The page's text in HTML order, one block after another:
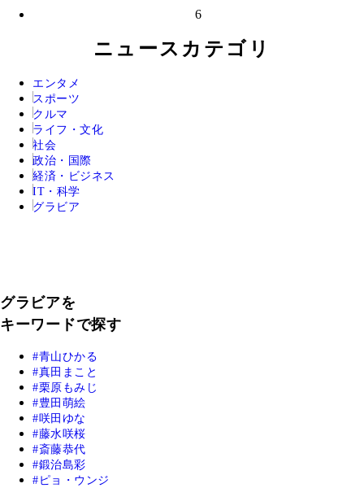
6
ニュースカテゴリ
エンタメ
スポーツ
クルマ
ライフ・文化
社会
政治・国際
経済・ビジネス
IT・科学
グラビア
グラビアを
キーワードで探す
青山ひかる
真田まこと
栗原もみじ
豊田萌絵
咲田ゆな
藤水咲桜
斎藤恭代
鍛治島彩
ピョ・ウンジ